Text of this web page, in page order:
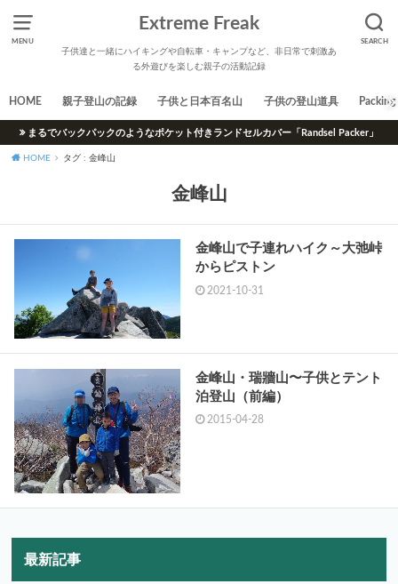
MENU SEARCH
Extreme Freak
子供達と一緒にハイキングや自転車・キャンプなど、非日常で刺激あ
る外遊びを楽しむ親子の活動記録
HOME 親子登山の記録 子供と日本百名山 子供の登山道具 Packing
まるでバックパックのようなポケット付きランドセルカバー「Randsel Packer」
HOME タグ : 金峰山
金峰山
金峰山で子連れハイク～大弛峠
からピストン
2021-10-31
金峰山・瑞牆山〜子供とテント
泊登山（前編）
2015-04-28
最新記事